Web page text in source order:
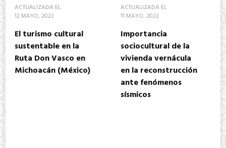
ACTUALIZADA EL
12 MAYO, 2022
El turismo cultural
sustentable en la
Ruta Don Vasco en
Michoacán (México)
ACTUALIZADA EL
11 MAYO, 2022
Importancia
sociocultural de la
vivienda vernácula
en la reconstrucción
ante fenómenos
sísmicos